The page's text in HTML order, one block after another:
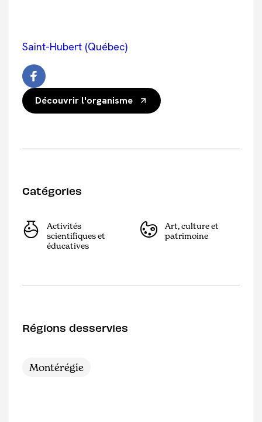
Saint-Hubert (Québec)
Découvrir l'organisme
Catégories
Activités
scientifiques et
éducatives
Art, culture et
patrimoine
Régions desservies
Montérégie